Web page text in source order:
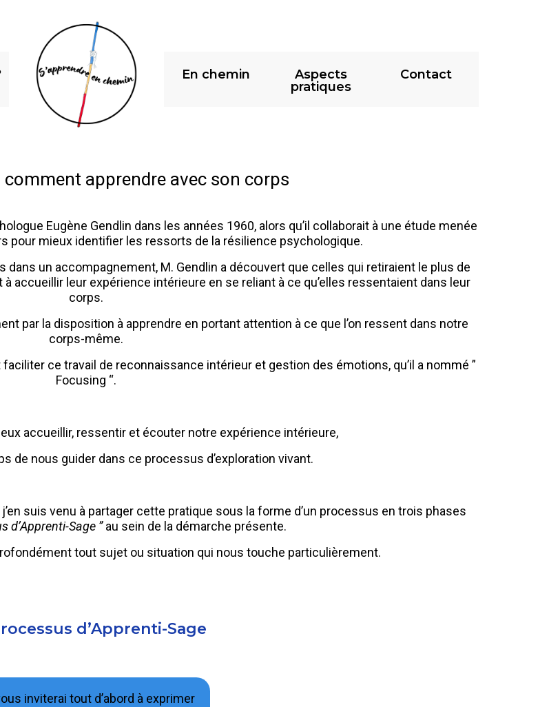
En chemin
Aspects
pratiques
Contact
apprendre avec son corps
Eugène Gendlin dans les années 1960, alors qu’il collaborait à une étude menée
pour mieux identifier les ressorts de la résilience psychologique.
un accompagnement, M. Gendlin a découvert que celles qui retiraient le plus de
accueillir leur expérience intérieure en se reliant à ce qu’elles ressentaient dans leur
corps.
par la disposition à apprendre en portant attention à ce que l’on ressent dans notre
corps-même.
ce travail de reconnaissance intérieur et gestion des émotions, qu’il a nommé ”
Focusing “.
accueillir, ressentir et écouter notre expérience intérieure,
de nous guider dans ce processus d’exploration vivant.
j’en suis venu à partager cette pratique sous la forme d’un processus en trois phases
d’Apprenti-Sage ”au sein de la démarche présente.
tout sujet ou situation qui nous touche particulièrement.
d’Apprenti-Sage
inviterai tout d’abord à exprimer